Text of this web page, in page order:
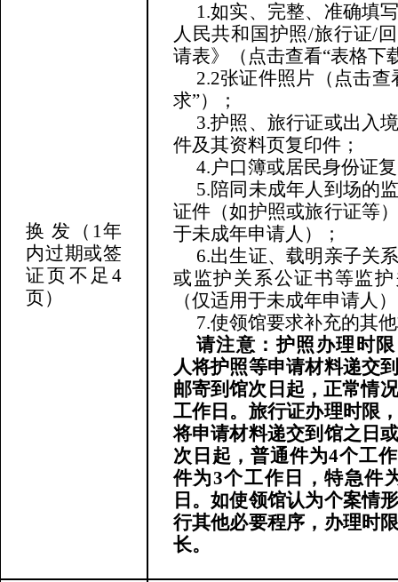
换 发
（1年
内过期或签
证页不足4
页）
1.如实、完整、准确填
人民共和国护照/旅行证/
请表》（点击查看“表格下
2.2张证件照片（点击查
求”）；
3.护照、旅行证或出入
件及其资料页复印件；
4.户口簿或居民身份证
5.陪同未成年人到场的
证件（如护照或旅行证等
于未成年申请人）；
6.出生证、载明亲子关
或监护关系公证书等监
（仅适用于未成年申请人
7.使领馆要求补充的其
请注意：护照办理时
人将护照等申请材料递交
邮寄到馆次日起，正常情
工作日。旅行证办理时限
将申请材料递交到馆之日
次日起，普通件为4个工
件为3个工作日，特急件
日。如使领馆认为个案情
行其他必要程序，办理时
长。